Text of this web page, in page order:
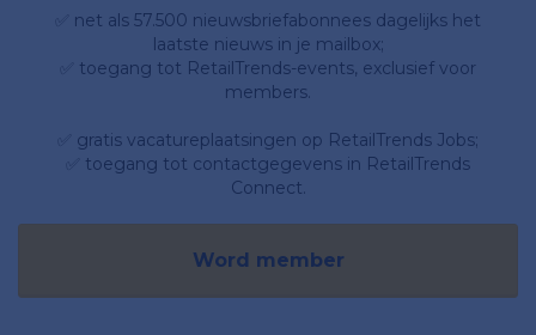
✅ net als 57.500 nieuwsbriefabonnees dagelijks het
laatste nieuws in je mailbox;
✅ toegang tot RetailTrends-events, exclusief voor
members.
✅ gratis vacatureplaatsingen op RetailTrends Jobs;
✅ toegang tot contactgegevens in RetailTrends
Connect.
Word member